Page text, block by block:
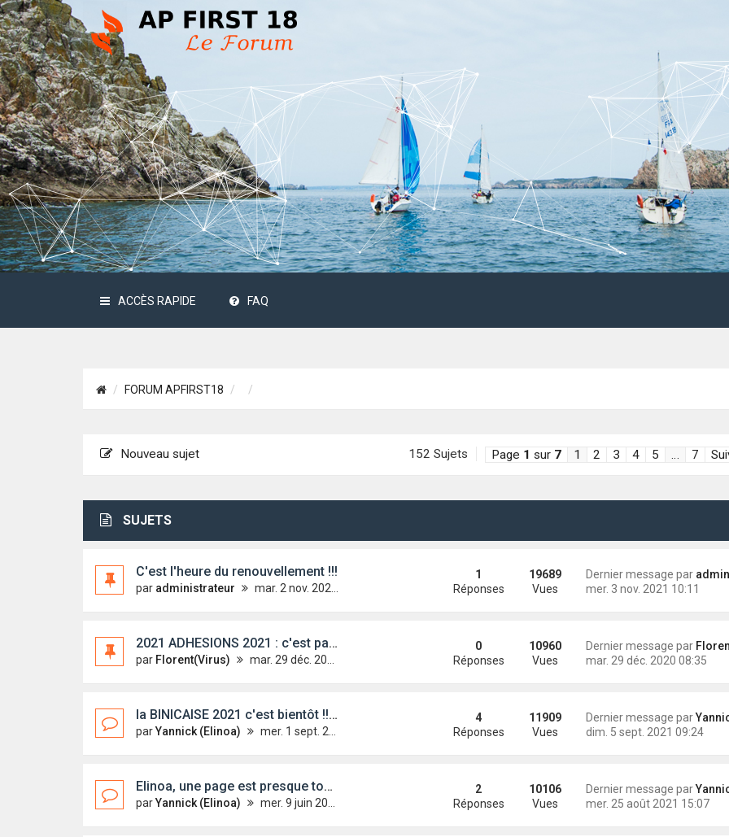
ACCÈS RAPIDE FAQ
FORUM APFIRST18
Nouveau sujet 152 Sujets Page 1 sur 7 1 2 3 4 5 … 7
SUJETS
C'est l'heure du renouvellement !!!
par administrateur mar. 2 nov. 2021 08:59
Dernier message par
mer. 3 nov. 2021 10:11
1
Réponses
19689
Vues
2021 ADHESIONS 2021 : c'est parti !
par Florent(Virus) mar. 29 déc. 2020 08:35
Dernier message par
mar. 29 déc. 2020 08:35
0
Réponses
10960
Vues
la BINICAISE 2021 c'est bientôt !!! :-)
parYannick (Elinoa) mer. 1 sept. 2021 17:31
Dernier message parYannick
dim. 5 sept. 2021 09:24
4
Réponses
11909
Vues
Elinoa, une page est presque tournée !!!
parYannick (Elinoa) mer. 9 juin 2021 10:19
Dernier message parYannick
mer. 25 août 2021 15:07
2
Réponses
10106
Vues